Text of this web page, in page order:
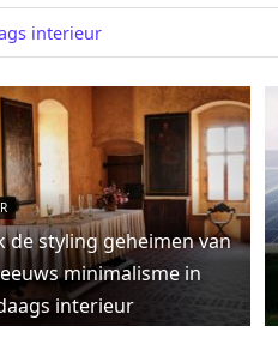
interieur
de styling geheimen van
minimalisme in
interieur